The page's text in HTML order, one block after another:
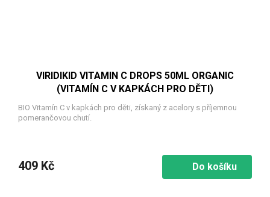
VIRIDIKID VITAMIN C DROPS 50ML ORGANIC
(VITAMÍN C V KAPKÁCH PRO DĚTI)
BIO Vitamín C v kapkách pro děti, získaný z acelory s příjemnou
pomerančovou chutí.
409 Kč Do košíku